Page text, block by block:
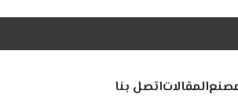
المقالاتاتصل بنا